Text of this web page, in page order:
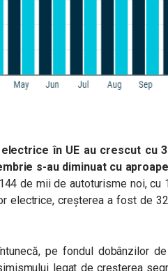
în UE au crescut cu
s-au diminuat cu
de mii de autoturisme noi, cu
electrice, creșterea a fost de
pe fondul dobânzilor
legat de creșterea